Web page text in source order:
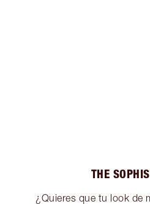
THE
¿Quieres que tu look de